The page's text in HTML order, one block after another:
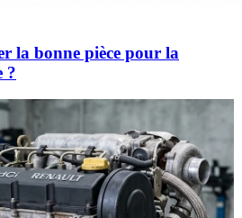
la bonne pièce pour la
?